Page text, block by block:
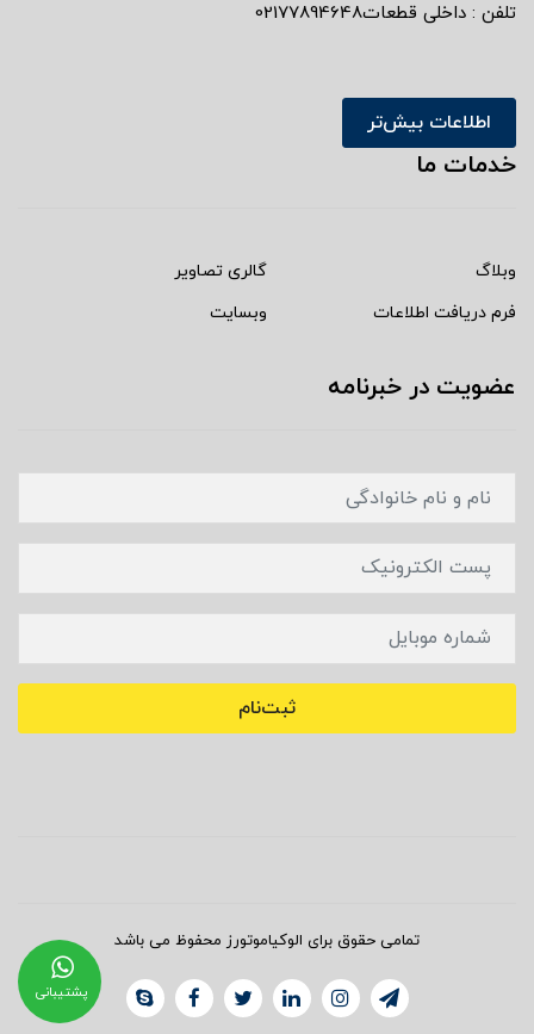
پشتیبانی
تلفن : داخلی قطعات02177894648
اطلاعات بیش‌تر
خدمات ما
وبلاگ
گالری تصاویر
فرم دریافت اطلاعات
وبسایت
عضویت در خبرنامه
ثبت‌نام
تمامی حقوق برای الوکیاموتورز محفوظ می باشد